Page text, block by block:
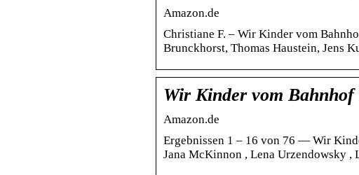
Amazon.de
Christiane F. – Wir Kinder vom
Brunckhorst, Thomas Haustein, Jens
Wir Kinder vom
Amazon.de
Ergebnissen 1 – 16 von 76 — Wir
Jana McKinnon , Lena Urzendowsky